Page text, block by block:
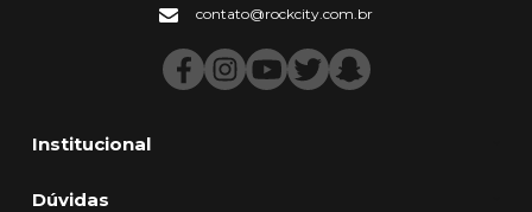
Institucional
Dúvidas
contato@rockcity.com.br